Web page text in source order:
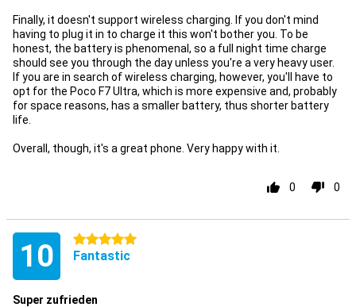
Finally, it doesn't support wireless charging. If you don't mind
having to plug it in to charge it this won't bother you. To be
honest, the battery is phenomenal, so a full night time charge
should see you through the day unless you're a very heavy user.
If you are in search of wireless charging, however, you'll have to
opt for the Poco F7 Ultra, which is more expensive and, probably
for space reasons, has a smaller battery, thus shorter battery
life.
Overall, though, it's a great phone. Very happy with it.
0 0
10 5 stars
Fantastic
Super zufrieden